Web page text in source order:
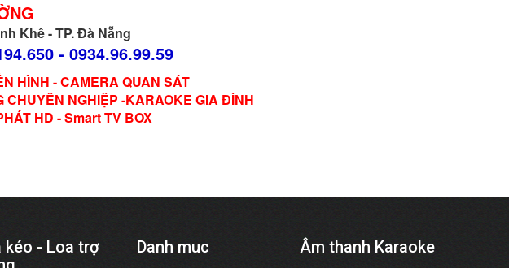
Khê - TP. Đà Nẵng
- 0934.96.99.59
HÌNH - CAMERA QUAN SÁT
NGHIỆP -KARAOKE GIA ĐÌNH
HD - Smart TV BOX
kéo - Loa trợ
Danh muc Âm thanh Karaoke